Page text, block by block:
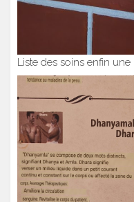
Liste des soins enfin